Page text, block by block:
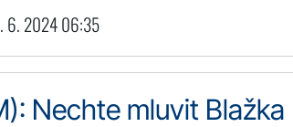
6. 2024 06:35
Nechte mluvit Blažka